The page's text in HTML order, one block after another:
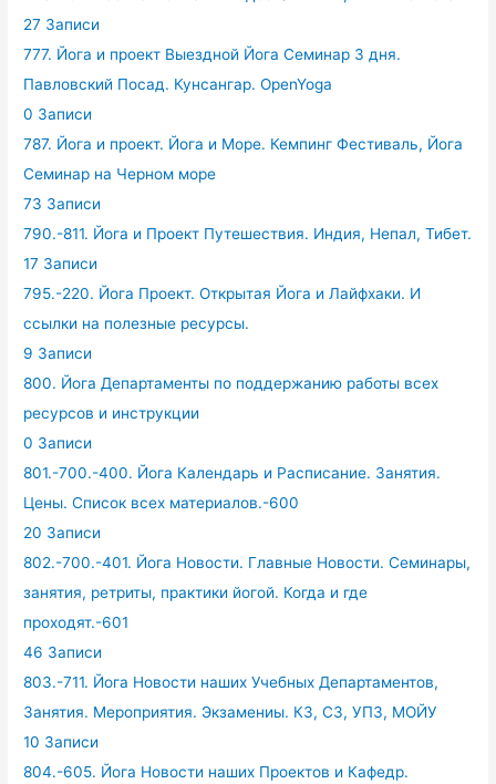
27 Записи
777. Йога и проект Выездной Йога Семинар 3 дня.
Павловский Посад. Кунсангар. OpenYoga
0 Записи
787. Йога и проект. Йога и Море. Кемпинг Фестиваль, Йога
Семинар на Черном море
73 Записи
790.-811. Йога и Проект Путешествия. Индия, Непал, Тибет.
17 Записи
795.-220. Йога Проект. Открытая Йога и Лайфхаки. И
ссылки на полезные ресурсы.
9 Записи
800. Йога Департаменты по поддержанию работы всех
ресурсов и инструкции
0 Записи
801.-700.-400. Йога Календарь и Расписание. Занятия.
Цены. Список всех материалов.-600
20 Записи
802.-700.-401. Йога Новости. Главные Новости. Семинары,
занятия, ретриты, практики йогой. Когда и где
проходят.-601
46 Записи
803.-711. Йога Новости наших Учебных Департаментов,
Занятия. Мероприятия. Экзамениы. КЗ, СЗ, УПЗ, МОЙУ
10 Записи
804.-605. Йога Новости наших Проектов и Кафедр.